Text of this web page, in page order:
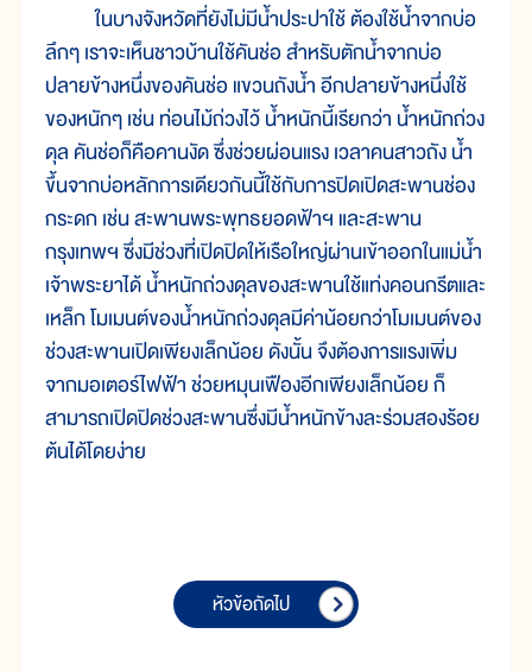
ในบางจังหวัดที่ยังไม่มีน้ำประปาใช้ ต้องใช้น้ำจากบ่อ
ลึกๆ เราจะเห็นชาวบ้านใช้คันช่อ สำหรับตักน้ำจากบ่อ
ปลายข้างหนึ่งของคันช่อ แขวนถังน้ำ อีกปลายข้างหนึ่งใช้
ของหนักๆ เช่น ท่อนไม้ถ่วงไว้ น้ำหนักนี้เรียกว่า น้ำหนักถ่วง
ดุล คันช่อก็คือคานงัด ซึ่งช่วยผ่อนแรง เวลาคนสาวถัง น้ำ
ขึ้นจากบ่อหลักการเดียวกันนี้ใช้กับการปิดเปิดสะพานช่อง
กระดก เช่น สะพานพระพุทธยอดฟ้าฯ และสะพาน
กรุงเทพฯ ซึ่งมีช่วงที่เปิดปิดให้เรือใหญ่ผ่านเข้าออกในแม่น้ำ
เจ้าพระยาได้ น้ำหนักถ่วงดุลของสะพานใช้แท่งคอนกรีตและ
เหล็ก โมเมนต์ของน้ำหนักถ่วงดุลมีค่าน้อยกว่าโมเมนต์ของ
ช่วงสะพานเปิดเพียงเล็กน้อย ดังนั้น จึงต้องการแรงเพิ่ม
จากมอเตอร์ไฟฟ้า ช่วยหมุนเฟืองอีกเพียงเล็กน้อย ก็
สามารถเปิดปิดช่วงสะพานซึ่งมีน้ำหนักข้างละร่วมสองร้อย
ต้นได้โดยง่าย
หัวข้อถัดไป